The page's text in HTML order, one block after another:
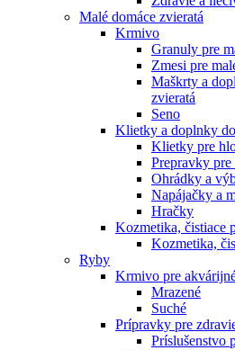
Malé domáce zvieratá
Krmivo
Granuly pre
Zmesi pre
Maškrty a
zvieratá
Seno
Klietky a doplnky
Klietky pre
Prepravky
Ohrádky a
Napájačky a
Hračky
Kozmetika, čistiace
Kozmetika,
Ryby
Krmivo pre
Mrazené
Suché
Prípravky pre
Príslušenstvo